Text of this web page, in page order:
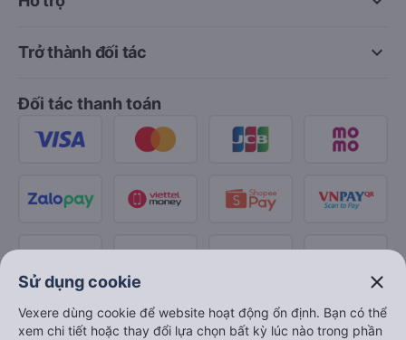
keyboard_arrow_down
Trở thành đối tác
Đối tác thanh toán
Sử dụng cookie close
Vexere dùng cookie để website hoạt động ổn định. Bạn có thể
xem chi tiết hoặc thay đổi lựa chọn bất kỳ lúc nào trong phần